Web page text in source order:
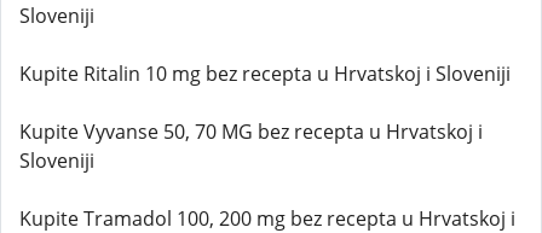
Sloveniji
Kupite Ritalin 10 mg bez recepta u Hrvatskoj i Sloveniji
Kupite Vyvanse 50, 70 MG bez recepta u Hrvatskoj i
Sloveniji
Kupite Tramadol 100, 200 mg bez recepta u Hrvatskoj i